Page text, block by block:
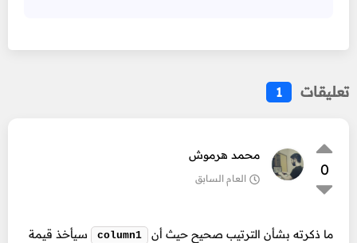
تعليقات 1
0
محمد هرموش
العام السابق
ما ذكرته بشأن الترتيب صحيح حيث أن column1 سيأخذ قيمة